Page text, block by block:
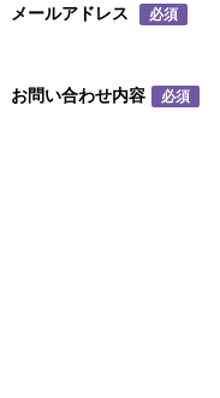
メールアドレス 必須
お問い合わせ内容 必須